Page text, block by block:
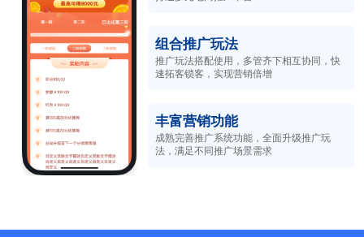
组合推广玩法
推广玩法搭配使用，多管齐下相互协同，快
速拓客锁客，实现营销倍增
丰富营销功能
成熟完善推广系统功能，全面升级推广玩
法，满足不同推广场景需求